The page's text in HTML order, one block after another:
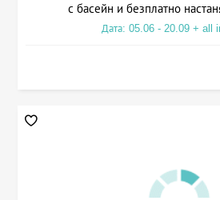
с басейн и безплатно
Дата: 05.06 - 20.09 + all